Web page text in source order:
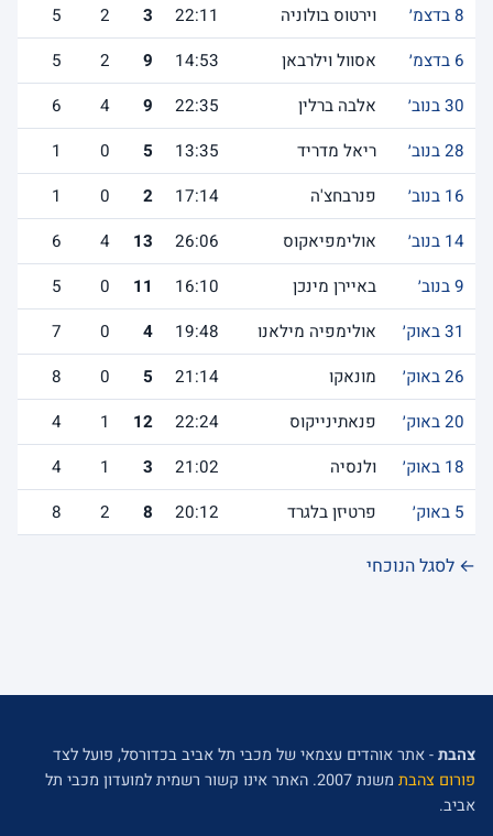
8 בדצמ׳
וירטוס בולוניה 22:11
3
2
5
6 בדצמ׳
אסוול וילרבאן 14:53
9
2
5
30 בנוב׳
אלבה ברלין 22:35
9
4
6
28 בנוב׳
ריאל מדריד 13:35
5
0
1
16 בנוב׳
פנרבחצ'ה 17:14
2
0
1
14 בנוב׳
אולימפיאקוס 26:06
13
4
6
9 בנוב׳
באיירן מינכן 16:10
11
0
5
31 באוק׳
אולימפיה מילאנו 19:48
4
0
7
26 באוק׳
מונאקו 21:14
5
0
8
20 באוק׳
פנאתינייקוס 22:24
12
1
4
18 באוק׳
ולנסיה 21:02
3
1
4
5 באוק׳
פרטיזן בלגרד 20:12
8
2
8
← לסגל הנוכחי
צהבת- אתר אוהדים עצמאי של מכבי תל אביב בכדורסל, פועל לצד
פורום צהבת
משנת 2007. האתר אינו קשור רשמית למועדון מכבי תל
אביב.